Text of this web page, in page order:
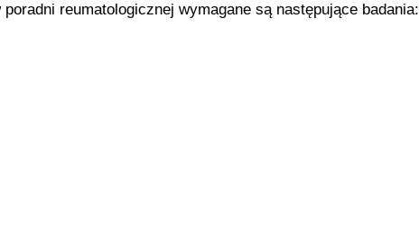
reumatologicznej wymagane są następujące badania: